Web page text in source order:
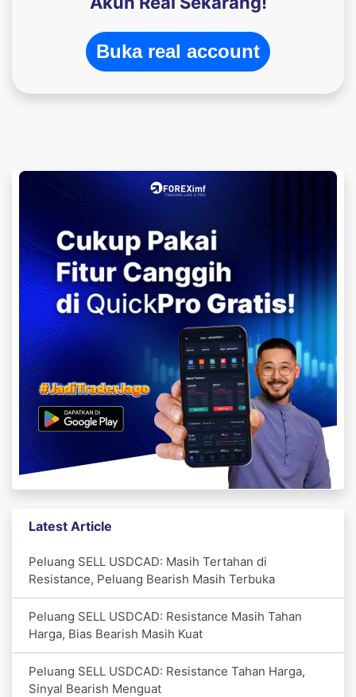
Buka real account
Latest Article
Peluang SELL USDCAD: Masih Tertahan di
Resistance, Peluang Bearish Masih Terbuka
Peluang SELL USDCAD: Resistance Masih Tahan
Harga, Bias Bearish Masih Kuat
Peluang SELL USDCAD: Resistance Tahan Harga,
Sinyal Bearish Menguat